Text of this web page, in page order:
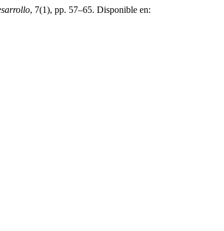
, 7(1), pp. 57–65. Disponible en: